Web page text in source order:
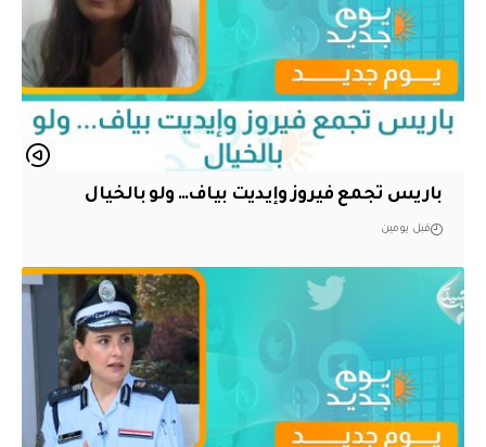
باريس تجمع فيروز وإيديت بياف… ولو بالخيال
قبل يومين